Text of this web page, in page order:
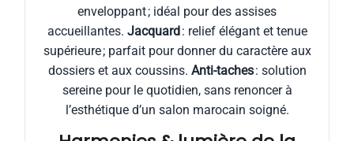
enveloppant ; idéal pour des assises
accueillantes. Jacquard: relief élégant et tenue
supérieure ; parfait pour donner du caractère aux
dossiers et aux coussins. Anti-taches: solution
sereine pour le quotidien, sans renoncer à
l’esthétique d’un salon marocain soigné.